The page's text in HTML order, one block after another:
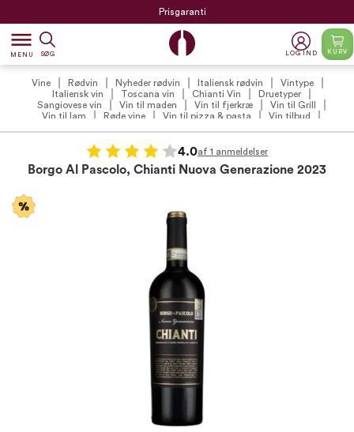
dehaze
MENU SØG LOG IND KURV
Vine Rødvin Nyheder rødvin Italiensk rødvin
Vintype
Italiensk vin
Toscana vin Chianti Vin
Druetyper
Sangiovese vin
Vin til maden Vin til fjerkræ
Vin til Grill
Vin til lam
Røde vine Vin til pizza & pasta
Vin tilbud
4.0af 1 anmeldelser
Borgo Al Pascolo, Chianti Nuova Generazione 2023